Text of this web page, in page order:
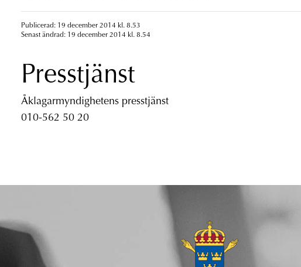
Publicerad: 19 december 2014 kl. 8.53
Senast ändrad: 19 december 2014 kl. 8.54
Presstjänst
Åklagarmyndighetens presstjänst
010-562 50 20